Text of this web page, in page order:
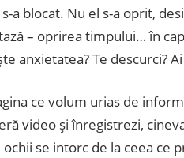
a blocat. Nu el s-a oprit,
– oprirea timpului… în
anxietatea? Te descurci?
ce volum urias de
video şi înregistrezi,
se intorc de la ceea ce